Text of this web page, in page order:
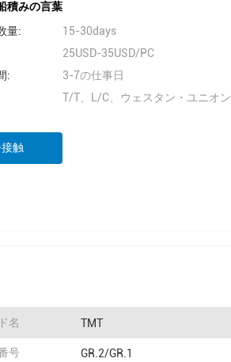
積みの言葉
量:
15-30days
25USD-35USD/PC
:
3-7の仕事日
T/T、L/C、ウェスタン・ユニオン
触
名 TMT
号 GR.2/GR.1